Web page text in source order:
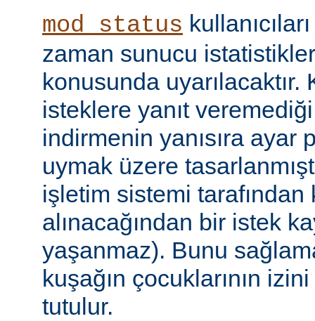
mod_status
zaman sunucu
konusunda
isteklere yanıt
indirmenin yanısıra ayar
uymak üzere
işletim sistemi tarafından
alınacağından bir istek
yaşanmaz). Bunu
kuşağın çocuklarının
tutulur.